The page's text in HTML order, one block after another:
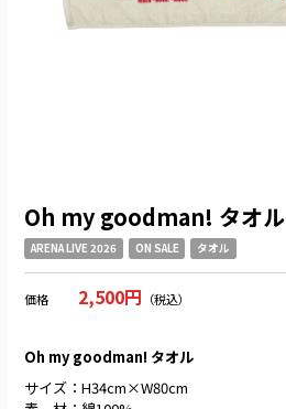
Oh my goodman! タオル
ARENA LIVE 2026 ON SALE タオル
価格 2,500円 （税込）
Oh my goodman! タオル
サイズ：H34cm×W80cm